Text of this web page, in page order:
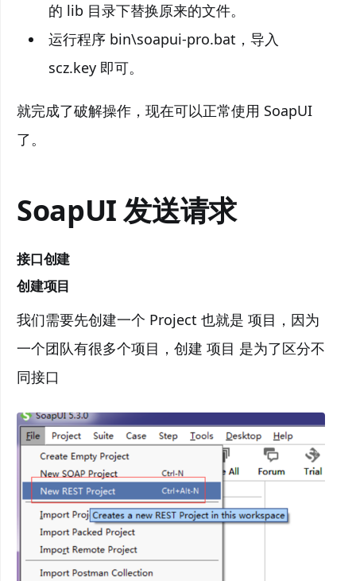
的 lib 目录下替换原来的文件。
运行程序 bin\soapui-pro.bat，导入
scz.key 即可。
就完成了破解操作，现在可以正常使用 SoapUI
了。
SoapUI 发送请求
接口创建
创建项目
我们需要先创建一个 Project 也就是 项目，因为
一个团队有很多个项目，创建 项目 是为了区分不
同接口